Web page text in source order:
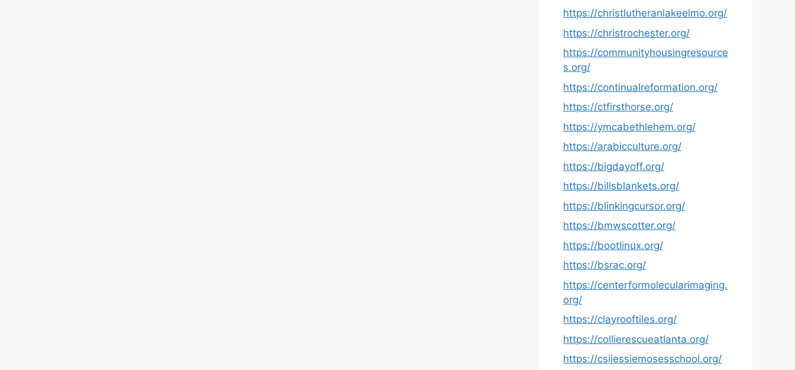
https://christlutheranlakeelmo.org/
https://christrochester.org/
https://communityhousingresource
s.org/
https://continualreformation.org/
https://ctfirsthorse.org/
https://ymcabethlehem.org/
https://arabicculture.org/
https://bigdayoff.org/
https://billsblankets.org/
https://blinkingcursor.org/
https://bmwscotter.org/
https://bootlinux.org/
https://bsrac.org/
https://centerformolecularimaging.
org/
https://clayrooftiles.org/
https://collierescueatlanta.org/
https://csijessiemosesschool.org/